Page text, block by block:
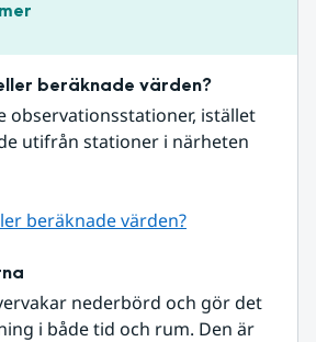
beräknade värden?
observationsstationer, istället
utifrån stationer i närheten
beräknade värden?
nederbörd och gör det
i både tid och rum. Den är